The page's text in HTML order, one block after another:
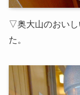
▽奥大山のおいし
た。